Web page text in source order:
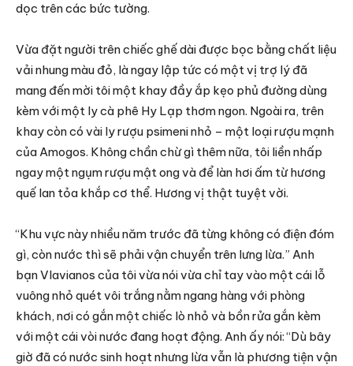
dọc trên các bức tường.
Vừa đặt người trên chiếc ghế dài được bọc bằng chất liệu
vải nhung màu đỏ, là ngay lập tức có một vị trợ lý đã
mang đến mời tôi một khay đầy ắp kẹo phủ đường dùng
kèm với một ly cà phê Hy Lạp thơm ngon. Ngoài ra, trên
khay còn có vài ly rượu psimeni nhỏ – một loại rượu mạnh
của Amogos. Không chần chừ gì thêm nữa, tôi liền nhấp
ngay một ngụm rượu mật ong và để làn hơi ấm từ hương
quế lan tỏa khắp cơ thể. Hương vị thật tuyệt vời.
“Khu vực này nhiều năm trước đã từng không có điện đóm
gì, còn nước thì sẽ phải vận chuyển trên lưng lừa.” Anh
bạn Vlavianos của tôi vừa nói vừa chỉ tay vào một cái lỗ
vuông nhỏ quét vôi trắng nằm ngang hàng với phòng
khách, nơi có gắn một chiếc lò nhỏ và bồn rửa gắn kèm
với một cái vòi nước đang hoạt động. Anh ấy nói: “Dù bây
giờ đã có nước sinh hoạt nhưng lừa vẫn là phương tiện vận